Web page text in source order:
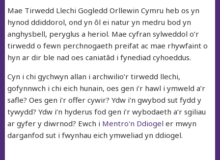
Mae Tirwedd Llechi Gogledd Orllewin Cymru heb os yn
hynod ddiddorol, ond yn ôl ei natur yn medru bod yn
anghysbell, peryglus a heriol. Mae cyfran sylweddol o’r
tirwedd o fewn perchnogaeth preifat ac mae rhywfaint o
hyn ar dir ble nad oes caniatâd i fynediad cyhoeddus.
Cyn i chi gychwyn allan i archwilio’r tirwedd llechi,
gofynnwch i chi eich hunain, oes gen i’r hawl i ymweld a’r
safle? Oes gen i’r offer cywir? Ydw i’n gwybod sut fydd y
tywydd? Ydw i’n hyderus fod gen i’r wybodaeth a’r sgiliau
ar gyfer y diwrnod? Ewch i Mentro'n Ddiogel er mwyn
darganfod sut i fwynhau eich ymweliad yn ddiogel.